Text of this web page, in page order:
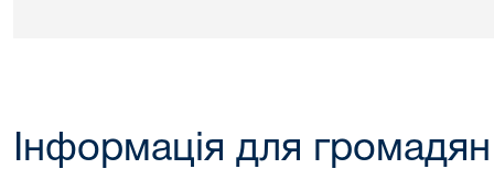
Інформація для громадян